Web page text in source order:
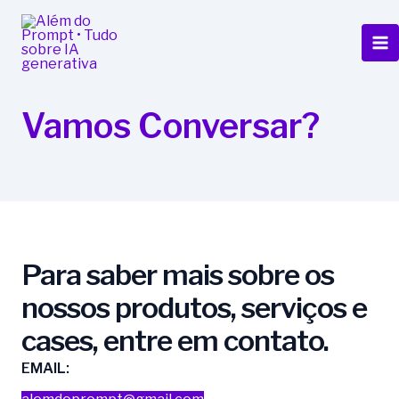
para
conteúdo
Vamos Conversar?
Para saber mais sobre os
nossos produtos, serviços e
cases, entre em contato.
EMAIL: